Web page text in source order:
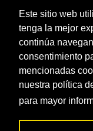
Este sitio web
tenga la mejor
continúa
consentimiento
mencionadas
nuestra política
para mayor
Cursos
Criterios de
Rúbricas de